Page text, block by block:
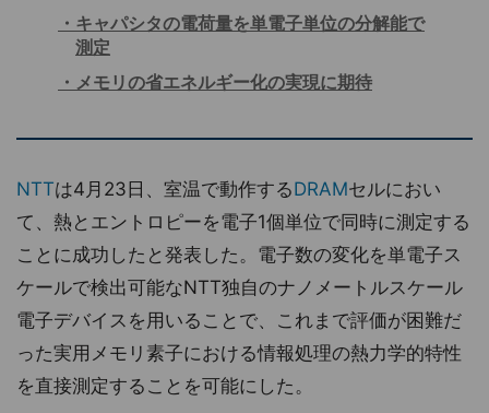
キャパシタの電荷量を単電子単位の分解能で
測定
メモリの省エネルギー化の実現に期待
NTTは4月23日、室温で動作するDRAMセルにおい
て、熱とエントロピーを電子1個単位で同時に測定する
ことに成功したと発表した。電子数の変化を単電子ス
ケールで検出可能なNTT独自のナノメートルスケール
電子デバイスを用いることで、これまで評価が困難だ
った実用メモリ素子における情報処理の熱力学的特性
を直接測定することを可能にした。